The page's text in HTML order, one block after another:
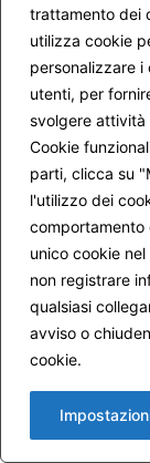
trattamento dei
utilizza cookie
personalizzare i
utenti, per
svolgere attività
Cookie
parti, clicca su
l'utilizzo dei
comportamento
unico cookie
non registrare
qualsiasi
avviso o
cookie.
@ Cara
nostra carne, il
psicologico
ogni suo
da questa
stato di
cambiamento
situazione
@ Carissimo
laboratorio di
Auguri di cuore
Cara Vanna,